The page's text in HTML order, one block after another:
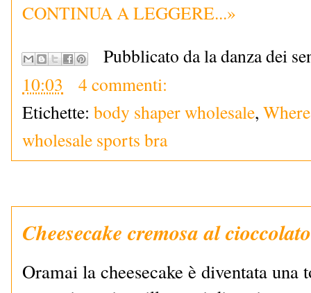
CONTINUA A LEGGERE...»
Pubblicato da la danza dei
10:03
4 commenti:
Etichette: body shaper wholesale,
wholesale sports bra
Cheesecake cremosa al cioccolato
Oramai la cheesecake è diventata una